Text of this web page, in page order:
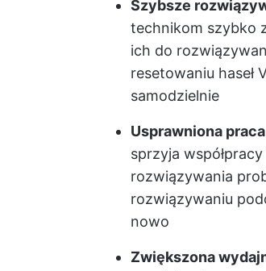
Szybsze
technikom szybko
ich do
resetowaniu haseł
samodzielnie
Usprawniona
sprzyja
rozwiązywania
rozwiązywaniu
nowo
Zwiększona